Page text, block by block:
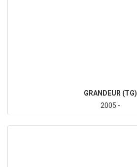
GRANDEUR (TG)
2005 -